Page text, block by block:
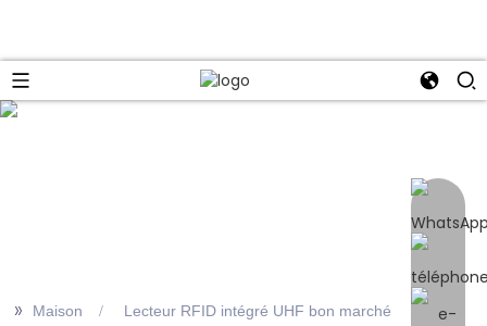
>> Maison Lecteur RFID intégré UHF bon marché